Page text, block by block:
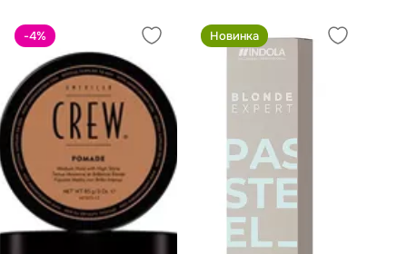
-4% Новинка